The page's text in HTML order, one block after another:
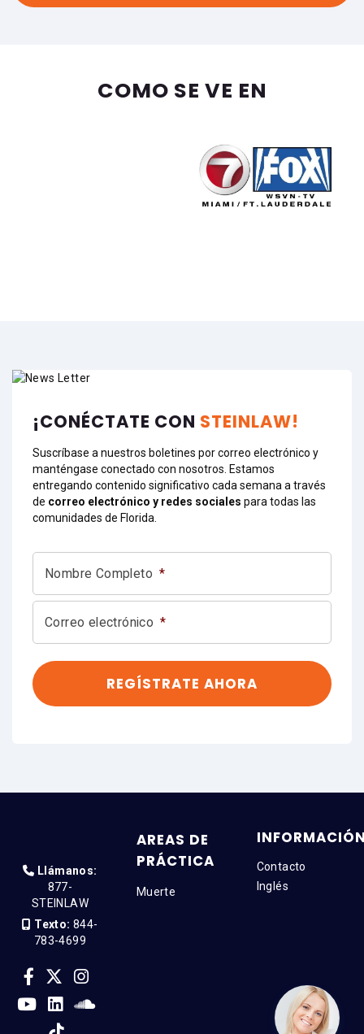
COMO SE VE EN
¡CONÉCTATE CON STEINLAW!
Suscríbase a nuestros boletines por correo electrónico y
manténgase conectado con nosotros. Estamos
entregando contenido significativo cada semana a través
de correo electrónico y redes sociales para todas las
comunidades de Florida.
Nombre Completo *
Correo electrónico *
Llámanos:
877-
STEINLAW
Texto: 844-
783-4699
AREAS DE
PRÁCTICA
Muerte
Contacto
Inglés